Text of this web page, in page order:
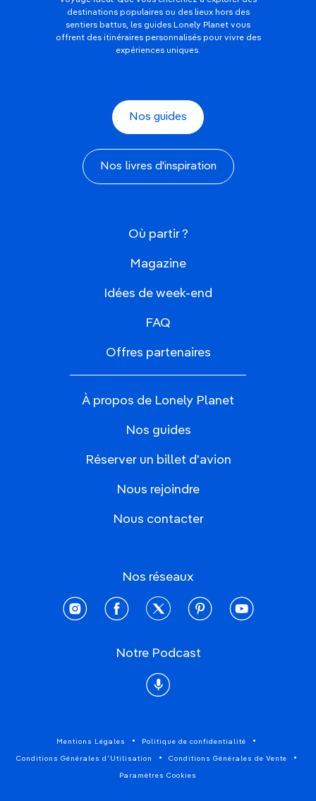
destinations populaires ou des lieux hors des
sentiers battus, les guides Lonely Planet vous
offrent des itinéraires personnalisés pour vivre des
expériences uniques.
Nos guides
Nos livres d'inspiration
Où partir ?
Magazine
Idées de week-end
FAQ
Offres partenaires
À propos de Lonely Planet
Nos guides
Réserver un billet d'avion
Nous rejoindre
Nous contacter
Nos réseaux
instagramfacebooktwitter pinterestyoutube
Notre Podcast
Podcast
Mentions Légales Politique de confidentialité
Conditions Générales d'Utilisation Conditions Générales de Vente
Paramètres Cookies